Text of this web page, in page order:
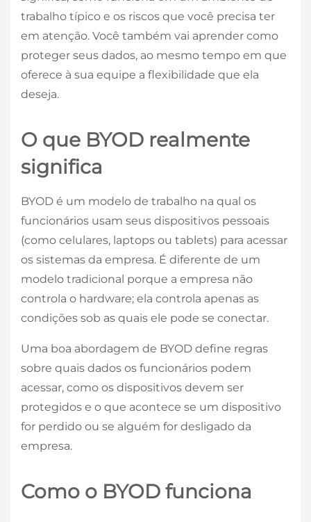
trabalho típico e os riscos que você precisa ter
em atenção. Você também vai aprender como
proteger seus dados, ao mesmo tempo em que
oferece à sua equipe a flexibilidade que ela
deseja.
O que BYOD realmente
significa
BYOD é um modelo de trabalho na qual os
funcionários usam seus dispositivos pessoais
(como celulares, laptops ou tablets) para acessar
os sistemas da empresa. É diferente de um
modelo tradicional porque a empresa não
controla o hardware; ela controla apenas as
condições sob as quais ele pode se conectar.
Uma boa abordagem de BYOD define regras
sobre quais dados os funcionários podem
acessar, como os dispositivos devem ser
protegidos e o que acontece se um dispositivo
for perdido ou se alguém for desligado da
empresa.
Como o BYOD funciona